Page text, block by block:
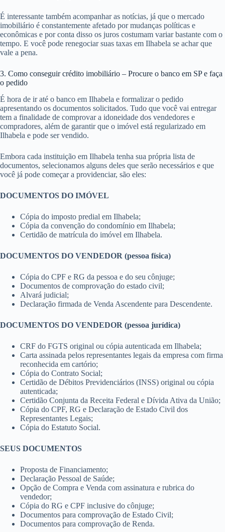
É interessante também acompanhar as notícias, já que o mercado
imobiliário é constantemente afetado por mudanças políticas e
econômicas e por conta disso os juros costumam variar bastante com o
tempo. E você pode renegociar suas taxas em Ilhabela se achar que
vale a pena.
3. Como conseguir crédito imobiliário – Procure o banco em SP e faça
o pedido
É hora de ir até o banco em Ilhabela e formalizar o pedido
apresentando os documentos solicitados. Tudo que você vai entregar
tem a finalidade de comprovar a idoneidade dos vendedores e
compradores, além de garantir que o imóvel está regularizado em
Ilhabela e pode ser vendido.
Embora cada instituição em Ilhabela tenha sua própria lista de
documentos, selecionamos alguns deles que serão necessários e que
você já pode começar a providenciar, são eles:
DOCUMENTOS DO IMÓVEL
Cópia do imposto predial em Ilhabela;
Cópia da convenção do condomínio em Ilhabela;
Certidão de matrícula do imóvel em Ilhabela.
DOCUMENTOS DO VENDEDOR (pessoa física)
Cópia do CPF e RG da pessoa e do seu cônjuge;
Documentos de comprovação do estado civil;
Alvará judicial;
Declaração firmada de Venda Ascendente para Descendente.
DOCUMENTOS DO VENDEDOR (pessoa jurídica)
CRF do FGTS original ou cópia autenticada em Ilhabela;
Carta assinada pelos representantes legais da empresa com firma
reconhecida em cartório;
Cópia do Contrato Social;
Certidão de Débitos Previdenciários (INSS) original ou cópia
autenticada;
Certidão Conjunta da Receita Federal e Dívida Ativa da União;
Cópia do CPF, RG e Declaração de Estado Civil dos
Representantes Legais;
Cópia do Estatuto Social.
SEUS DOCUMENTOS
Proposta de Financiamento;
Declaração Pessoal de Saúde;
Opção de Compra e Venda com assinatura e rubrica do
vendedor;
Cópia do RG e CPF inclusive do cônjuge;
Documentos para comprovação de Estado Civil;
Documentos para comprovação de Renda.